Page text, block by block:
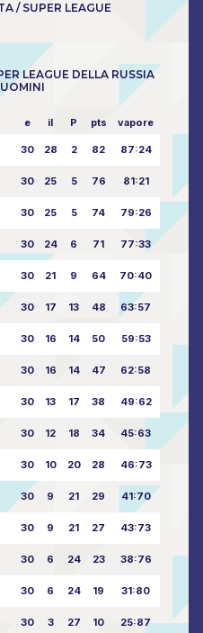
/ SUPER LEAGUE
LEAGUE DELLA RUSSIA
e il P pts vapore
30 28 2 82 87:24
30 25 5 76 81:21
30 25 5 74 79:26
30 24 6 71 77:33
30 21 9 64 70:40
30 17 13 48 63:57
30 16 14 50 59:53
30 16 14 47 62:58
30 13 17 38 49:62
30 12 18 34 45:63
30 10 20 28 46:73
30 9 21 29 41:70
30 9 21 27 43:73
30 6 24 23 38:76
30 6 24 19 31:80
30 3 27 10 25:87